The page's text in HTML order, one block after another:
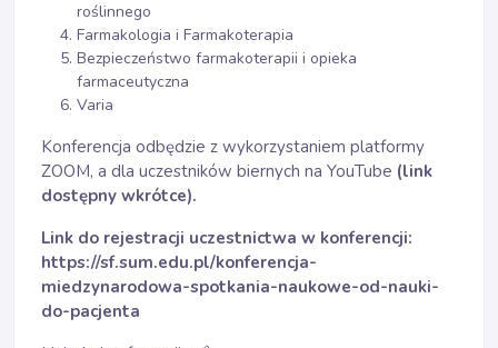
roślinnego
Farmakologia i Farmakoterapia
Bezpieczeństwo farmakoterapii i opieka
farmaceutyczna
Varia
Konferencja odbędzie z wykorzystaniem platformy
ZOOM, a dla uczestników biernych na YouTube (link
dostępny wkrótce).
Link do rejestracji uczestnictwa w konferencji:
https://sf.sum.edu.pl/konferencja-
miedzynarodowa-spotkania-naukowe-od-nauki-
do-pacjenta